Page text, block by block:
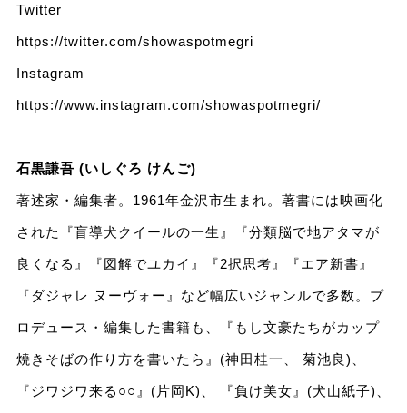
Twitter
https://twitter.com/showaspotmegri
Instagram
https://www.instagram.com/showaspotmegri/
石黒謙吾 (いしぐろ けんご)
著述家・編集者。1961年金沢市生まれ。著書には映画化
された『盲導犬クイールの一生』『分類脳で地アタマが
良くなる』『図解でユカイ』『2択思考』『エア新書』
『ダジャレ ヌーヴォー』など幅広いジャンルで多数。プ
ロデュース・編集した書籍も、『もし文豪たちがカップ
焼きそばの作り方を書いたら』(神田桂一、 菊池良)、
『ジワジワ来る○○』(片岡K)、 『負け美女』(犬山紙子)、